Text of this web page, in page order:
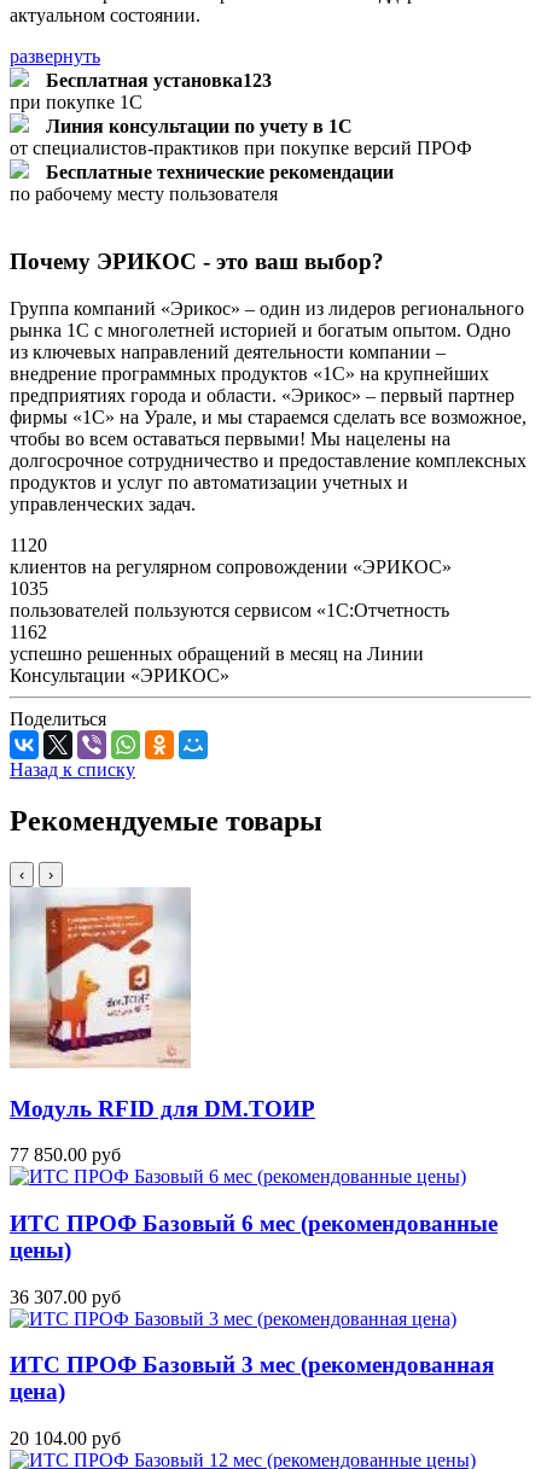
актуальном состоянии.
развернуть
Бесплатная установка123
при покупке 1С
Линия консультации по учету в 1С
от специалистов-практиков при покупке версий ПРОФ
Бесплатные технические рекомендации
по рабочему месту пользователя
Почему ЭРИКОС - это ваш выбор?
Группа компаний «Эрикос» – один из лидеров регионального
рынка 1С с многолетней историей и богатым опытом. Одно
из ключевых направлений деятельности компании –
внедрение программных продуктов «1С» на крупнейших
предприятиях города и области. «Эрикос» – первый партнер
фирмы «1С» на Урале, и мы стараемся сделать все возможное,
чтобы во всем оставаться первыми! Мы нацелены на
долгосрочное сотрудничество и предоставление комплексных
продуктов и услуг по автоматизации учетных и
управленческих задач.
1120
клиентов на регулярном сопровождении «ЭРИКОС»
1035
пользователей пользуются сервисом «1С:Отчетность
1162
успешно решенных обращений в месяц на Линии
Консультации «ЭРИКОС»
Поделиться
Назад к списку
Рекомендуемые товары
‹ ›
Модуль RFID для DM.ТОИР
77 850.00 руб
ИТС ПРОФ Базовый 6 мес (рекомендованные
цены)
36 307.00 руб
ИТС ПРОФ Базовый 3 мес (рекомендованная
цена)
20 104.00 руб